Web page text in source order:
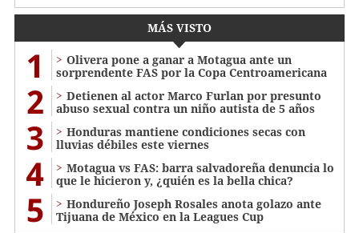
MÁS VISTO
1
Olivera pone a ganar a Motagua ante un
sorprendente FAS por la Copa Centroamericana
2
Detienen al actor Marco Furlan por presunto
abuso sexual contra un niño autista de 5 años
3
Honduras mantiene condiciones secas con
lluvias débiles este viernes
4
Motagua vs FAS: barra salvadoreña denuncia lo
que le hicieron y, ¿quién es la bella chica?
5
Hondureño Joseph Rosales anota golazo ante
Tijuana de México en la Leagues Cup